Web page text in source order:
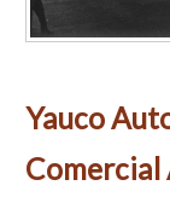
Yauco
Comercial